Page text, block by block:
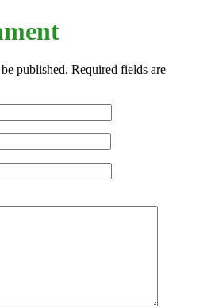
published. Required fields are